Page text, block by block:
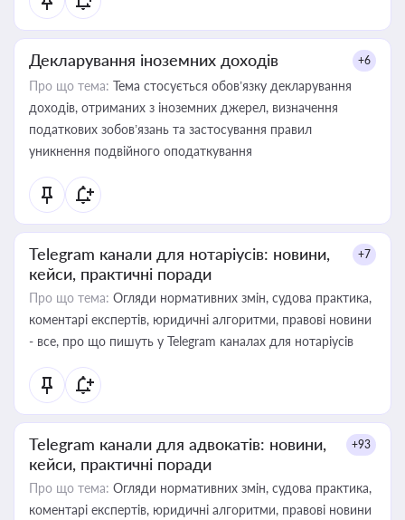
Декларування іноземних доходів +6
Про що тема: Тема стосується обов’язку декларування
доходів, отриманих з іноземних джерел, визначення
податкових зобов’язань та застосування правил
уникнення подвійного оподаткування
Telegram канали для нотаріусів: новини,
кейси, практичні поради
+7
Про що тема: Огляди нормативних змін, судова практика,
коментарі експертів, юридичні алгоритми, правові новини
- все, про що пишуть у Telegram каналах для нотаріусів
Telegram канали для адвокатів: новини,
кейси, практичні поради
+93
Про що тема: Огляди нормативних змін, судова практика,
коментарі експертів, юридичні алгоритми, правові новини